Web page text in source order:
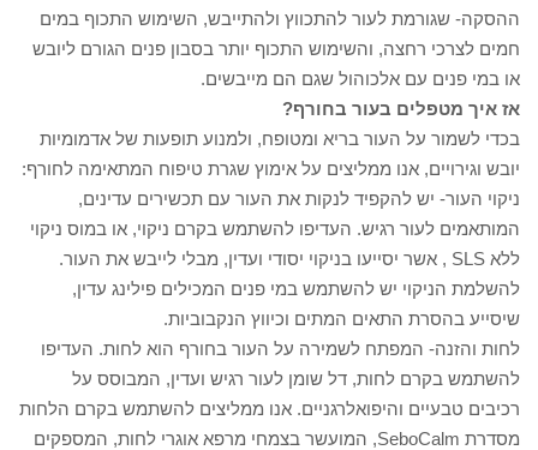
ההסקה- שגורמת לעור להתכווץ ולהתייבש, השימוש התכוף במים
חמים לצרכי רחצה, והשימוש התכוף יותר בסבון פנים הגורם ליובש
או במי פנים עם אלכוהול שגם הם מייבשים.
אז איך מטפלים בעור בחורף?
בכדי לשמור על העור בריא ומטופח, ולמנוע תופעות של אדמומיות
יובש וגירויים, אנו ממליצים על אימוץ שגרת טיפוח המתאימה לחורף:
ניקוי העור- יש להקפיד לנקות את העור עם תכשירים עדינים,
המותאמים לעור רגיש. העדיפו להשתמש בקרם ניקוי, או במוס ניקוי
ללא SLS , אשר יסייעו בניקוי יסודי ועדין, מבלי לייבש את העור.
להשלמת הניקוי יש להשתמש במי פנים המכילים פילינג עדין,
שיסייע בהסרת התאים המתים וכיווץ הנקבוביות.
לחות והזנה- המפתח לשמירה על העור בחורף הוא לחות. העדיפו
להשתמש בקרם לחות, דל שומן לעור רגיש ועדין, המבוסס על
רכיבים טבעיים והיפואלרגניים. אנו ממליצים להשתמש בקרם הלחות
מסדרת SeboCalm, המועשר בצמחי מרפא אוגרי לחות, המספקים